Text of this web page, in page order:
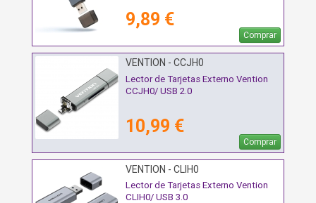
9,89 €
Comprar
VENTION - CCJH0
Lector de Tarjetas Externo Vention
CCJH0/ USB 2.0
10,99 €
Comprar
VENTION - CLIH0
Lector de Tarjetas Externo Vention
CLIH0/ USB 3.0